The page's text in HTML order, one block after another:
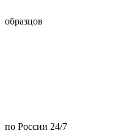
образцов
по России 24/7